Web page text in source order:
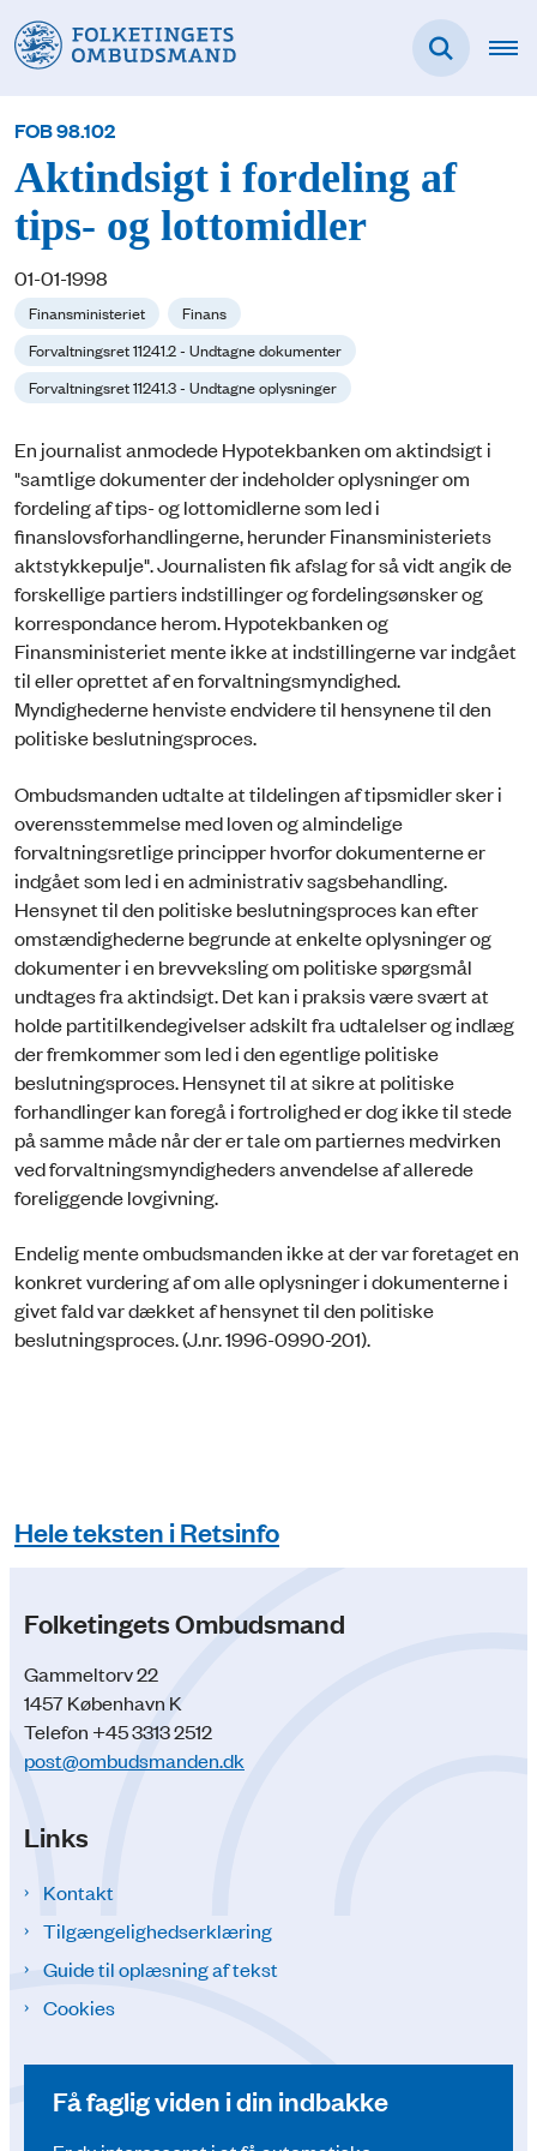
FOB 98.102
Aktindsigt i fordeling af
tips- og lottomidler
01-01-1998
Finansministeriet
Finans
Forvaltningsret 11241.2 - Undtagne dokumenter
Forvaltningsret 11241.3 - Undtagne oplysninger
En journalist anmodede Hypotekbanken om aktindsigt i
"samtlige dokumenter der indeholder oplysninger om
fordeling af tips- og lottomidlerne som led i
finanslovsforhandlingerne, herunder Finansministeriets
aktstykkepulje". Journalisten fik afslag for så vidt angik de
forskellige partiers indstillinger og fordelingsønsker og
korrespondance herom. Hypotekbanken og
Finansministeriet mente ikke at indstillingerne var indgået
til eller oprettet af en forvaltningsmyndighed.
Myndighederne henviste endvidere til hensynene til den
politiske beslutningsproces.
Ombudsmanden udtalte at tildelingen af tipsmidler sker i
overensstemmelse med loven og almindelige
forvaltningsretlige principper hvorfor dokumenterne er
indgået som led i en administrativ sagsbehandling.
Hensynet til den politiske beslutningsproces kan efter
omstændighederne begrunde at enkelte oplysninger og
dokumenter i en brevveksling om politiske spørgsmål
undtages fra aktindsigt. Det kan i praksis være svært at
holde partitilkendegivelser adskilt fra udtalelser og indlæg
der fremkommer som led i den egentlige politiske
beslutningsproces. Hensynet til at sikre at politiske
forhandlinger kan foregå i fortrolighed er dog ikke til stede
på samme måde når der er tale om partiernes medvirken
ved forvaltningsmyndigheders anvendelse af allerede
foreliggende lovgivning.
Endelig mente ombudsmanden ikke at der var foretaget en
konkret vurdering af om alle oplysninger i dokumenterne i
givet fald var dækket af hensynet til den politiske
beslutningsproces. (J.nr. 1996-0990-201).
Hele teksten i Retsinfo
Folketingets Ombudsmand
Gammeltorv 22
1457 København K
Telefon +45 3313 2512
post@ombudsmanden.dk
Links
Kontakt
Tilgængelighedserklæring
Guide til oplæsning af tekst
Cookies
Få faglig viden i din indbakke